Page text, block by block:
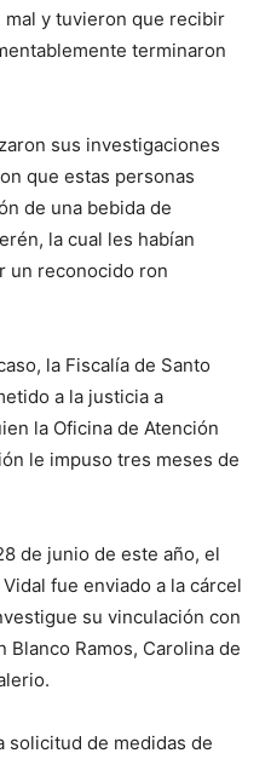
mal y tuvieron que recibir
terminaron
sus investigaciones
que estas personas
de una bebida de
la cual les habían
un reconocido ron
la Fiscalía de Santo
a la justicia a
la Oficina de Atención
le impuso tres meses de
de junio de este año, el
fue enviado a la cárcel
su vinculación con
Blanco Ramos, Carolina de
solicitud de medidas de